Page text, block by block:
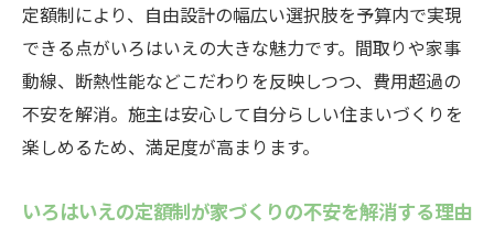
自由設計のいろはいえにもある定額制の注
意点
いろはいえ定額制注文住宅のデメリットを
検証
注意点
定額制により、自由設計の幅広い選択肢を予算内で実現
できる点がいろはいえの大きな魅力です。間取りや家事
動線、断熱性能などこだわりを反映しつつ、費用超過の
不安を解消。施主は安心して自分らしい住まいづくりを
楽しめるため、満足度が高まります。
いろはいえの定額制が家づくりの不安を解消する理由